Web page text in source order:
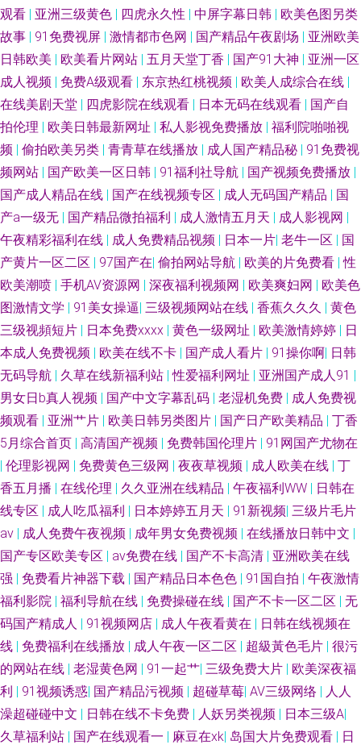
美在线操 欧美性爱va专区 欧美成人TV一区 欧美性交 欧美国产中文高清 日韩
和欧美123 日韩性爱电影 熟女东北 深夜精品福利导航 日韩在线视频观看 四
虎影库av 深夜福利视频网 日韩午夜成人无码 综合色网导航 在线观看超碰 亚
洲自拍色图 亚洲三级电 亚洲妞妞综合网 午夜三级啪啪 五月天午夜性爱 婷婷
五月天成人网 黑丝国产素人 久久国产媒体 另类激情综合 伦理片一二三 免费
看黄链接 欧美草逼网 欧美淫乱一二三区 欧美色网络 欧美抖阴 欧美成人免费
成人福利黑料 超碰在线激情影音 成人三级黄色网 国产51自产区 极品色五月
天 狼友TV 国产九一 精品国产色色 另类第一页 另类激情春色 久热这里 老湿
机成人 巨乳jk被后入 老司机超碰 微拍视频福利 午夜影院成人av av全新资源
网 福利视频成人A片 韩国日本视频 黄色片中国 九九一AV 精品自拍傳媒 精品
久久入 老司机导航AV 伊人大香焦 91导航福利视频 91工厂在线视频 91秘密
入口 91色资源站 91色天堂 91视频影院 91熟女首页 97免费在线视频 丁香伊
人色网 国产原创自拍av 含羞草av在线 韩国日本色色 国厂性交A片 精品一区
日韩 九九热有精品 老司机69 伦理剧影院 欧美国产综合日韩 日韩视频导航
性爱WWW 69福利社一区 91次园 91精品一区 91网站男男 超碰精品 成人电
彭 成人免费观看大全 传媒91伦理视频 久久综合成人 免费看的91 欧美性爱午
夜影院 人人操AV人人操 日韩免费观看一级 三级片中日韩亚 深夜激情av 天天
观看 | 亚洲三级黄色 | 四虎永久性 | 中屏字幕日韩 | 欧美色图另类
故事 | 91免费视屏 | 激情都市色网 | 国产精品午夜剧场 | 亚洲欧美
日韩欧美 | 欧美看片网站 | 五月天堂丁香 | 国产91大神 | 亚洲一区
成人视频 | 免费A级观看 | 东京热红桃视频 | 欧美人成综合在线 |
在线美剧天堂 | 四虎影院在线观看 | 日本无码在线观看 | 国产自
拍伦理 | 欧美日韩最新网址 | 私人影视免费播放 | 福利院啪啪视
频 | 偷拍欧美另类 | 青青草在线播放 | 成人国产精品秘 | 91免费视
频网站 | 国产欧美一区日韩 | 91福利社导航 | 国产视频免费播放 |
国产成人精品在线 | 国产在线视频专区 | 成人无码国产精品 | 国
产a一级无 | 国产精品微拍福利 | 成人激情五月天 | 成人影视网 |
午夜精彩福利在线 | 成人免费精品视频 | 日本一片| 老牛一区 | 国
产黄片一区二区 | 97国产在| 偷拍网站导航 | 欧美的片免费看 |性
欧美潮喷 | 手机AV资源网 | 深夜福利视频网 | 欧美爽妇网 | 欧美色
图激情文学 | 91美女操逼| 三级视频网站在线 | 香蕉久久久 | 黄色
三级视頻短片 | 日本免费xxxx | 黄色一级网址 | 欧美激情婷婷 | 日
本成人免费视频 | 欧美在线不卡 | 国产成人看片 | 91操你啊| 日韩
无码导航 | 久草在线新福利站 |性爱福利网址 | 亚洲国产成人91 |
男女日b真人视频 | 国产中文字幕乱码 | 老湿机免费 | 成人免费视
频观看 | 亚洲艹片 | 欧美日韩另类图片 | 国产日产欧美精品 | 丁香
5月综合首页 | 高清国产视频 | 免费韩国伦理片 | 91网国产尤物在
| 伦理影视网 | 免费黄色三级网 | 夜夜草视频 | 成人欧美在线 | 丁
香五月播 | 在线伦理 | 久久亚洲在线精品 | 午夜福利WW | 日韩在
线专区 | 成人吃瓜福利 | 日本婷婷五月天 | 91新视频| 三级片毛片
av | 成人免费午夜视频 | 成年男女免费视频 | 在线播放日韩中文 |
国产专区欧美专区 | av免费在线 | 国产不卡高清 | 亚洲欧美在线
强 | 免费看片神器下载 | 国产精品日本色色 | 91国自拍 | 午夜激情
福利影院 | 福利导航在线 | 免费操碰在线 | 国产不卡一区二区 | 无
码国产精成人 | 91视频网店 | 成人午夜看黄在 | 日韩在线视频在
线 | 免费福利在线播放 | 成人午夜一区二区 | 超級黃色毛片 | 很污
的网站在线 | 老湿黄色网 | 91一起艹| 三级免费大片 | 欧美深夜福
利 | 91视频诱惑| 国产精品污视频 | 超碰草莓| AV三级网络 | 人人
澡超碰碰中文 | 日韩在线不卡免费 | 人妖另类视频 | 日本三级A|
久草福利站 | 国产在线观看一 | 麻豆在xk| 岛国大片免费观看 | 日